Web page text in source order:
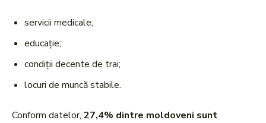
servicii medicale;
educație;
condiții decente de trai;
locuri de muncă stabile.
Conform datelor, 27,4% dintre moldoveni sunt